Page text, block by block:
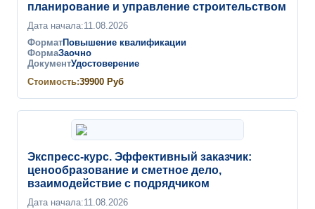
планирование и управление строительством
Дата начала:11.08.2026
ФорматПовышение квалификации
ФормаЗаочно
ДокументУдостоверение
Стоимость:39900 Руб
Экспресс-курс. Эффективный заказчик:
ценообразование и сметное дело,
взаимодействие с подрядчиком
Дата начала:11.08.2026